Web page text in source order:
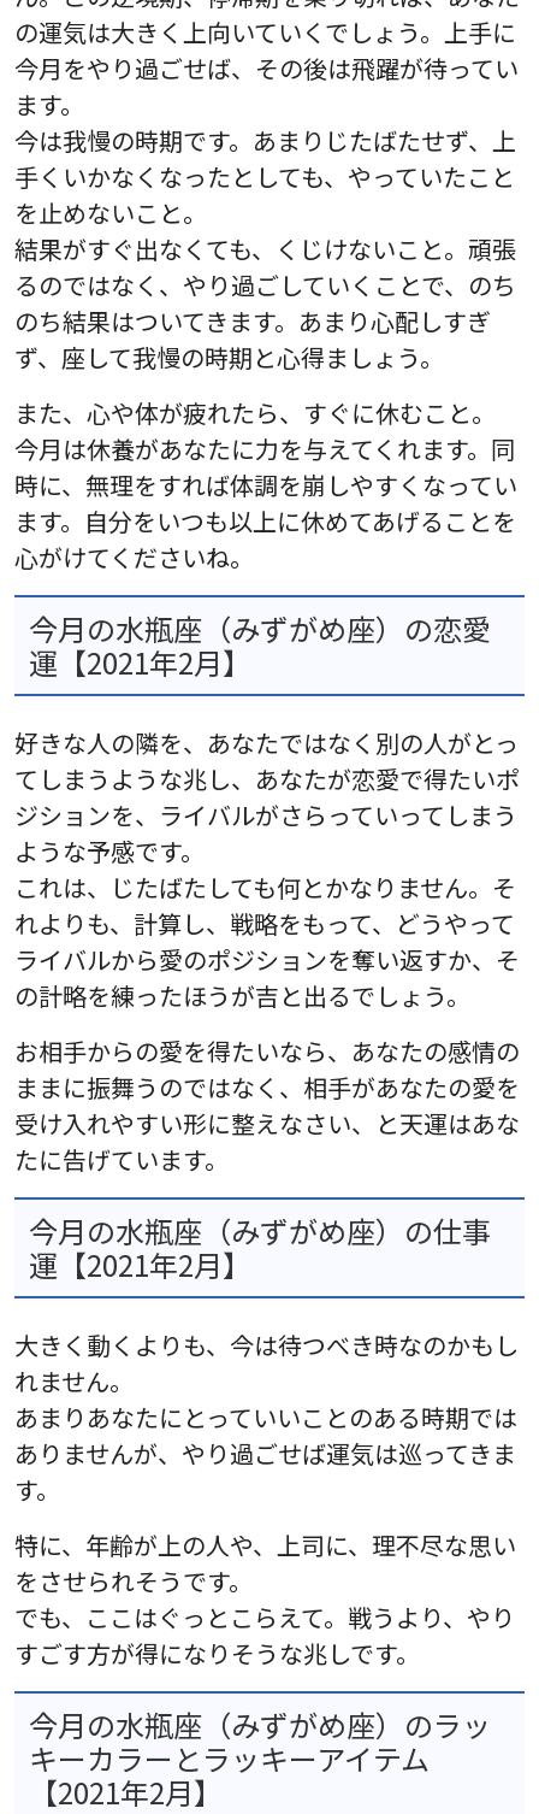
の運気は大きく上向いていくでしょう。上手に
今月をやり過ごせば、その後は飛躍が待ってい
ます。
今は我慢の時期です。あまりじたばたせず、上
手くいかなくなったとしても、やっていたこと
を止めないこと。
結果がすぐ出なくても、くじけないこと。頑張
るのではなく、やり過ごしていくことで、のち
のち結果はついてきます。あまり心配しすぎ
ず、座して我慢の時期と心得ましょう。
また、心や体が疲れたら、すぐに休むこと。
今月は休養があなたに力を与えてくれます。同
時に、無理をすれば体調を崩しやすくなってい
ます。自分をいつも以上に休めてあげることを
心がけてくださいね。
今月の水瓶座（みずがめ座）の恋愛
運【2021年2月】
好きな人の隣を、あなたではなく別の人がとっ
てしまうような兆し、あなたが恋愛で得たいポ
ジションを、ライバルがさらっていってしまう
ような予感です。
これは、じたばたしても何とかなりません。そ
れよりも、計算し、戦略をもって、どうやって
ライバルから愛のポジションを奪い返すか、そ
の計略を練ったほうが吉と出るでしょう。
お相手からの愛を得たいなら、あなたの感情の
ままに振舞うのではなく、相手があなたの愛を
受け入れやすい形に整えなさい、と天運はあな
たに告げています。
今月の水瓶座（みずがめ座）の仕事
運【2021年2月】
大きく動くよりも、今は待つべき時なのかもし
れません。
あまりあなたにとっていいことのある時期では
ありませんが、やり過ごせば運気は巡ってきま
す。
特に、年齢が上の人や、上司に、理不尽な思い
をさせられそうです。
でも、ここはぐっとこらえて。戦うより、やり
すごす方が得になりそうな兆しです。
今月の水瓶座（みずがめ座）のラッ
キーカラーとラッキーアイテム
【2021年2月】